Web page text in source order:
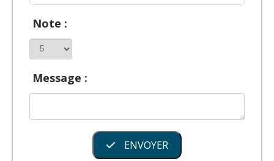
Note :
Message :
ENVOYER